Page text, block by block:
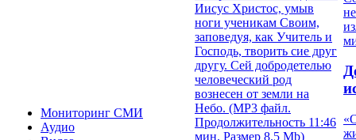
Мониторинг СМИ
Аудио
Иисус Христос, умыв
ноги ученикам Своим,
заповедуя, как Учитель и
Господь, творить сие друг
другу. Сей добродетелью
человеческий род
вознесен от земли на
Небо. (MP3 файл.
Продолжительность 11:46
мин. Размер 8.5 Mb)